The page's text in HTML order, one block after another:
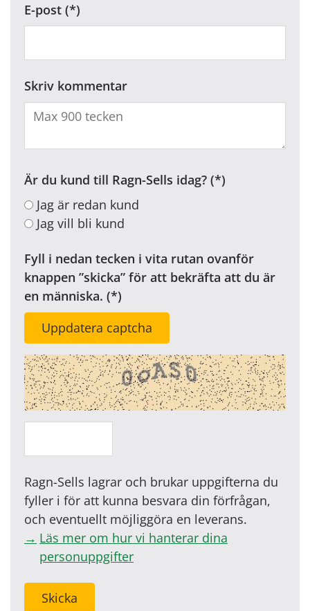
E-post
Skriv kommentar
Är du kund till Ragn-Sells idag?
Jag är redan kund
Jag vill bli kund
Fyll i nedan tecken i vita rutan ovanför
knappen ”skicka” för att bekräfta att du är
en människa.
Uppdatera captcha
Ragn-Sells lagrar och brukar uppgifterna du
fyller i för att kunna besvara din förfrågan,
och eventuellt möjliggöra en leverans.
Läs mer om hur vi hanterar dina
personuppgifter
Skicka